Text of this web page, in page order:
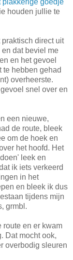
plakkerige goedje
houden jullie te
direct uit
dat beviel me
en het gevoel
te hebben gehad
overheerste.
snel over en
een nieuwe,
de route, bleek
om de hoek en
het hoofd. Het
leek en
ik iets verkeerd
in het
en bleek ik dus
tijdens mijn
grmbl.
route en er kwam
Dat mocht ook,
overbodig sleuren